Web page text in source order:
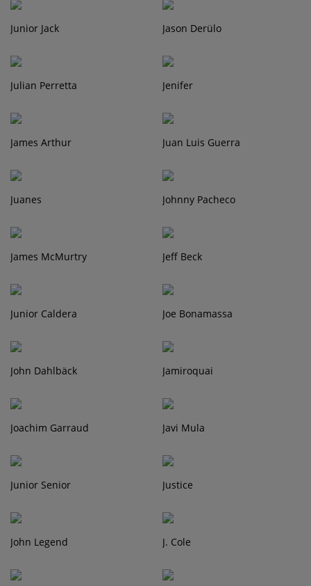
Junior Jack Jason Derülo
Julian Perretta Jenifer
James Arthur Juan Luis Guerra
Juanes Johnny Pacheco
James McMurtry Jeff Beck
Junior Caldera Joe Bonamassa
John Dahlbäck Jamiroquai
Joachim Garraud Javi Mula
Junior Senior Justice
John Legend J. Cole